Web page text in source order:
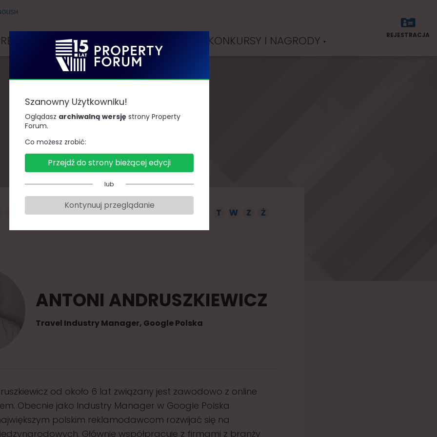
PARTNERZY I SPONSORZY KONKURSY I NAGRODY REJESTRACJA
Prelegenci
G H J K L Ł M N O P R S T W Z Ż
ANTONI ANDRUSZKIEWICZ
Travel Industry Manager, Google Polska
od około 6 lat związany jest zawodowo z online
Obecnie jako Industry Manager w Google Polska
polskim reklamodawcom rozwijać się na
Głównie współpracuje z firmami z branży
Szanowny Użytkowniku!
Oglądasz archiwalną wersję strony Property
Forum.
Co możesz zrobić:
Przejdź do strony bieżącej edycji
lub
Kontynuuj przeglądanie